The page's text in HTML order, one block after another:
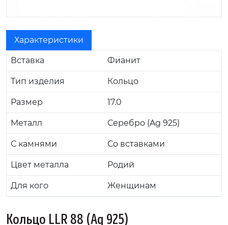
Характеристики
Вставка Фианит
Тип изделия Кольцо
Размер 17.0
Металл Серебро (Ag 925)
С камнями Со вставками
Цвет металла Родий
Для кого Женщинам
Кольцо LLR 88 (Ag 925)